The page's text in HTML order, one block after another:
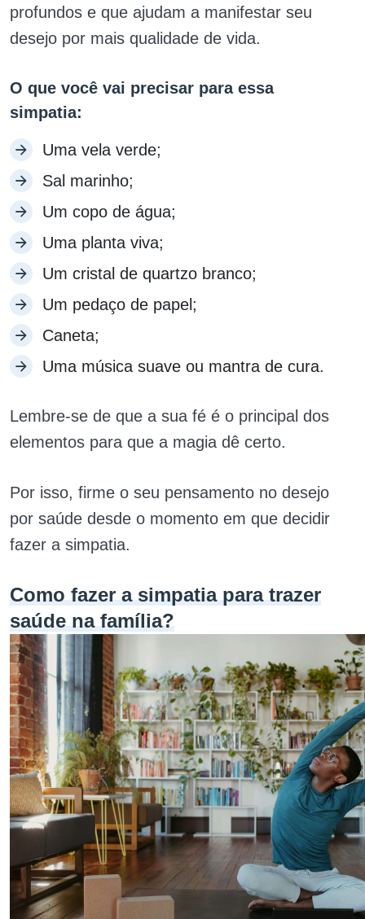
profundos e que ajudam a manifestar seu
desejo por mais qualidade de vida.
O que você vai precisar para essa
simpatia:
Uma vela verde;
Sal marinho;
Um copo de água;
Uma planta viva;
Um cristal de quartzo branco;
Um pedaço de papel;
Caneta;
Uma música suave ou mantra de cura.
Lembre-se de que a sua fé é o principal dos
elementos para que a magia dê certo.
Por isso, firme o seu pensamento no desejo
por saúde desde o momento em que decidir
fazer a simpatia.
Como fazer a simpatia para trazer
saúde na família?